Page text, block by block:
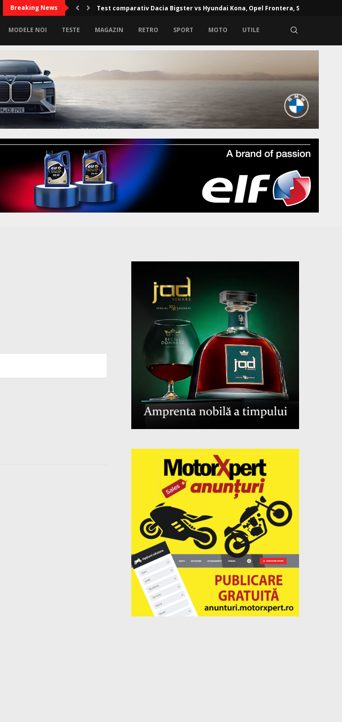
Breaking News Test comparativ Dacia Bigster vs Hyundai Kona, Opel Frontera, Skoda...
MODELE NOI TESTE MAGAZIN RETRO SPORT MOTO UTILE